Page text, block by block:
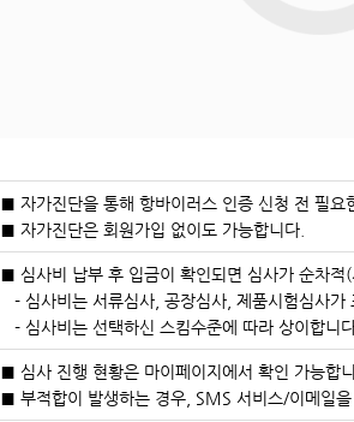
■ 자가진단을 통해 항바이러스 인증 신청 전 필요
■ 자가진단은 회원가입 없이도 가능합니다.
■ 심사비 납부 후 입금이 확인되면 심사가 순차적
- 심사비는 서류심사, 공장심사, 제품시험심사가
- 심사비는 선택하신 스킴수준에 따라 상이합니
■ 심사 진행 현황은 마이페이지에서 확인 가능합
■ 부적합이 발생하는 경우, SMS 서비스/이메일